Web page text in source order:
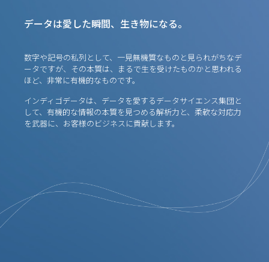
データは愛した瞬間、生き物になる。
数字や記号の私列として、一見無機質なものと見られがちなデ
ータですが、その本質は、まるで生を受けたものかと思われる
ほど、非常に有機的なものです。
インディゴデータは、データを愛するデータサイエンス集団と
して、有機的な情報の本質を見つめる解析力と、柔軟な対応力
を武器に、お客様のビジネスに貢献します。